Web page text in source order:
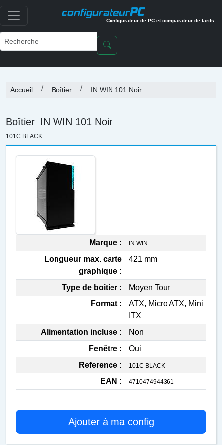
configurateurPC
Configurateur de PC et comparateur de tarifs
Accueil Boîtier IN WIN 101 Noir
Boîtier IN WIN 101 Noir
101C BLACK
Marque : IN WIN
Longueur max. carte
graphique :
421 mm
Type de boitier :
Moyen Tour
Format :
ATX, Micro ATX, Mini
ITX
Alimentation incluse :
Non
Fenêtre :
Oui
Reference :
101C BLACK
EAN : 4710474944361
Ajouter à ma config